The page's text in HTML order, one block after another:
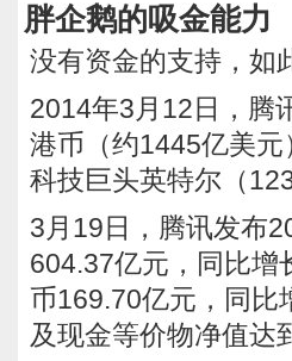
胖企鹅的吸金能力
没有资金的支持，如
2014年3月12日，腾
港币（约1445亿美
科技巨头英特尔（
3月19日，腾讯发布
604.37亿元，同比增
币169.70亿元，同比
及现金等价物净值达